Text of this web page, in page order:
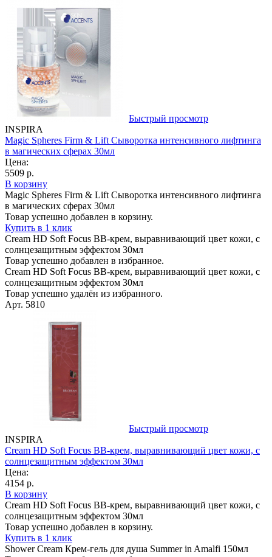
Быстрый просмотр
INSPIRA
Magic Spheres Firm & Lift Сыворотка интенсивного лифтинга
в магических сферах 30мл
Цена:
5509 р.
В корзину
Magic Spheres Firm & Lift Сыворотка интенсивного лифтинга
в магических сферах 30мл
Товар успешно добавлен в корзину.
Купить в 1 клик
Cream HD Soft Focus ВВ-крем, выравнивающий цвет кожи, с
солнцезащитным эффектом 30мл
Товар успешно добавлен в избранное.
Cream HD Soft Focus ВВ-крем, выравнивающий цвет кожи, с
солнцезащитным эффектом 30мл
Товар успешно удалён из избранного.
Арт. 5810
Быстрый просмотр
INSPIRA
Cream HD Soft Focus ВВ-крем, выравнивающий цвет кожи, с
солнцезащитным эффектом 30мл
Цена:
4154 р.
В корзину
Cream HD Soft Focus ВВ-крем, выравнивающий цвет кожи, с
солнцезащитным эффектом 30мл
Товар успешно добавлен в корзину.
Купить в 1 клик
Shower Cream Крем-гель для душа Summer in Amalfi 150мл